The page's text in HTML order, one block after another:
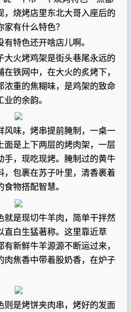
，烧烤店里东北大哥入座后的
有什么特色？
特色还开啥店儿啊。
大火烤鸡架是街头巷尾永远的
铁网中，在大火的炙烤下，
浓重的焦糊味，是鸡架的致命
的余韵。
风味，烤串提前腌制，一桌一
面是上下两层的烤肉架，一层
手，现吃现烤。腌制过的黄牛
，包裹在苏子叶里，清香裹着
物搭配智慧。
就是现切牛羊肉，简单干拌然
直白生猛著称。这里靠近草
新鲜牛羊源源不断运过来，
肉焦香中带着股奶香，在炉子
则是烤饼夹肉串，烤好的发面